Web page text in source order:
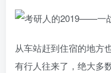
从车站赶到住宿的地方
有行人往来了，绝大多